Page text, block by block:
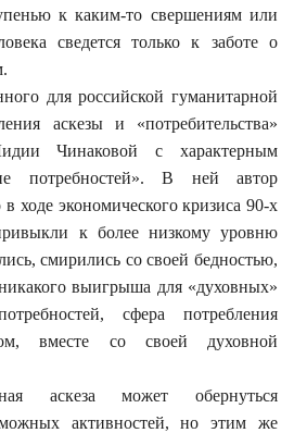
к каким-то свершениям или
сведется только к заботе о
для российской гуманитарной
аскезы и «потребительства»
Чинаковой с характерным
потребностей». В ней автор
ходе экономического кризиса 90-х
к более низкому уровню
смирились со своей бедностью,
выигрыша для «духовных»
сфера потребления
вместе со своей духовной
аскеза может обернуться
активностей, но этим же